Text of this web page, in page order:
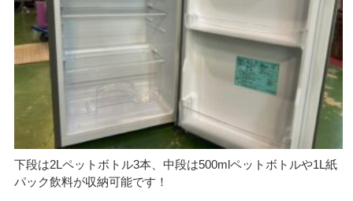
下段は2Lペットボトル3本、中段は500mlペットボトルや1L紙
パック飲料が収納可能です！